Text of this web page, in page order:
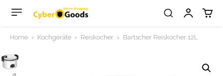
Home Kochgeräte Reiskocher Bartscher Reiskocher 12L